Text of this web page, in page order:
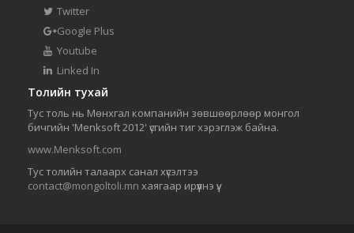
Twitter
Google Plus
Youtube
Linked In
Толийн тухай
Тус толь нь Мөнхгал компанийн зөвшөөрлөөр монгол
бичгийн 'Menksoft 2012' үсгийн тиг хэрэглэж байна.
www.Menksoft.com
Тус толийн талаарх санал хүсэлтээ
contact@mongoltoli.mn хаягаар ирүүлнэ үү.